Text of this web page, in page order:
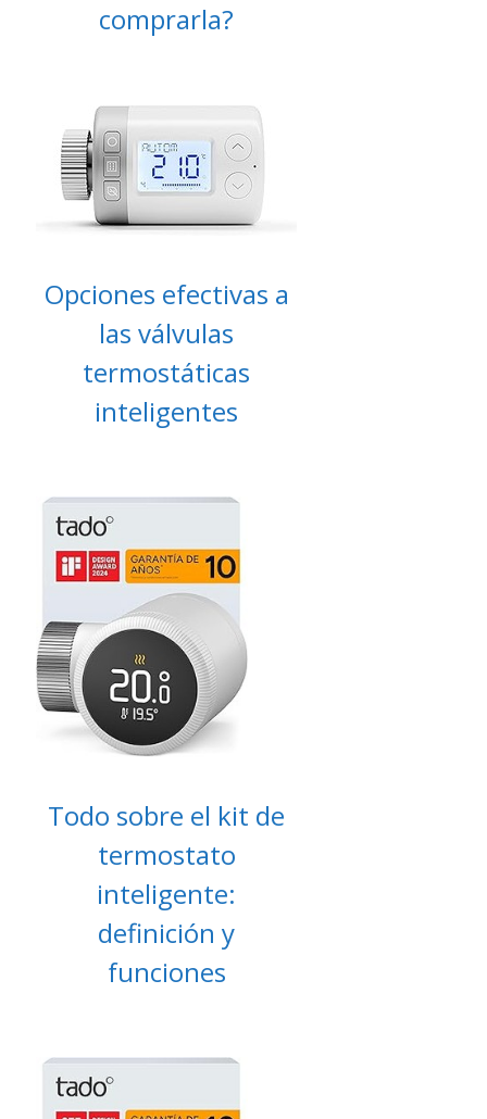
comprarla?
Opciones efectivas a
las válvulas
termostáticas
inteligentes
Todo sobre el kit de
termostato
inteligente:
definición y
funciones